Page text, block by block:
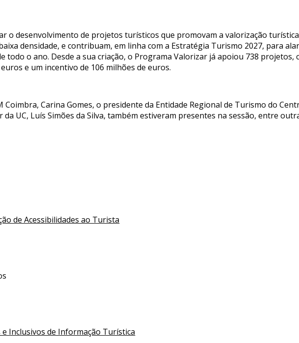
o desenvolvimento de projetos turísticos que promovam a valorização
densidade, e contribuam, em linha com a Estratégia Turismo 2027, para
o ano. Desde a sua criação, o Programa Valorizar já apoiou 738 projetos,
e um incentivo de 106 milhões de euros.
Carina Gomes, o presidente da Entidade Regional de Turismo do
UC, Luís Simões da Silva, também estiveram presentes na sessão, entre
de Acessibilidades ao Turista
e Inclusivos de Informação Turística